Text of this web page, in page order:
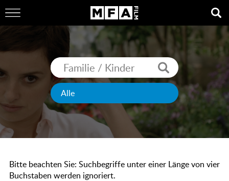
Bitte beachten Sie: Suchbegriffe unter einer Länge von vier
Buchstaben werden ignoriert.